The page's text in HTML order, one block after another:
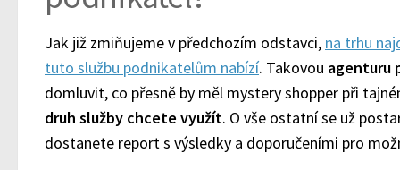
Jak již zmiňujeme v předchozím odstavci, na trhu
tuto službu podnikatelům nabízí. Takovou agenturu
domluvit, co přesně by měl mystery shopper při
druh služby chcete využít. O vše ostatní se už
dostanete report s výsledky a doporučeními pro